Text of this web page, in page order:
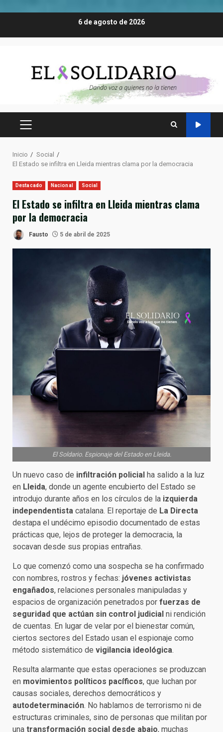
6 de agosto de 2026
MENÚ
Inicio
Social
El Estado se infiltra en Lleida mientras clama por la democracia
Destacado Nacional Social
El Estado se infiltra en Lleida mientras clama
por la democracia
Fausto 5 de abril de 2025
El Soldario. Espionaje del Estado en Lleida.
Un nuevo caso de infiltración policial ha salido a la luz
en Lleida, donde un agente encubierto del Estado se
introdujo durante años en los círculos de la izquierda
independentista catalana. El reportaje de La Directa
destapa el undécimo episodio documentado de estas
prácticas que, lejos de proteger la democracia, la
socavan desde sus propias entrañas.
Lo que comenzó como una sospecha se ha confirmado
con nombres, rostros y fechas: jóvenes activistas
engañados, relaciones personales manipuladas y
espacios de organización penetrados por fuerzas de
seguridad que actúan sin control judicial ni rendición
de cuentas. En lugar de velar por el bienestar común,
ciertos sectores del Estado usan el espionaje como
método sistemático de vigilancia ideológica.
Resulta alarmante que estas operaciones se produzcan
en movimientos políticos pacíficos, que luchan por
causas sociales, derechos democráticos y
autodeterminación. No hablamos de terrorismo ni de
estructuras criminales, sino de personas que militan por
una transformación social desde abajo, muchas